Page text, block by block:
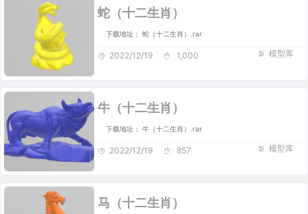
蛇（十二生肖）
下载地址： 蛇（十二生肖）.rar
模型库
2022/12/19 1,000
牛（十二生肖）
下载地址： 牛（十二生肖）.rar
模型库
2022/12/19 857
马（十二生肖）